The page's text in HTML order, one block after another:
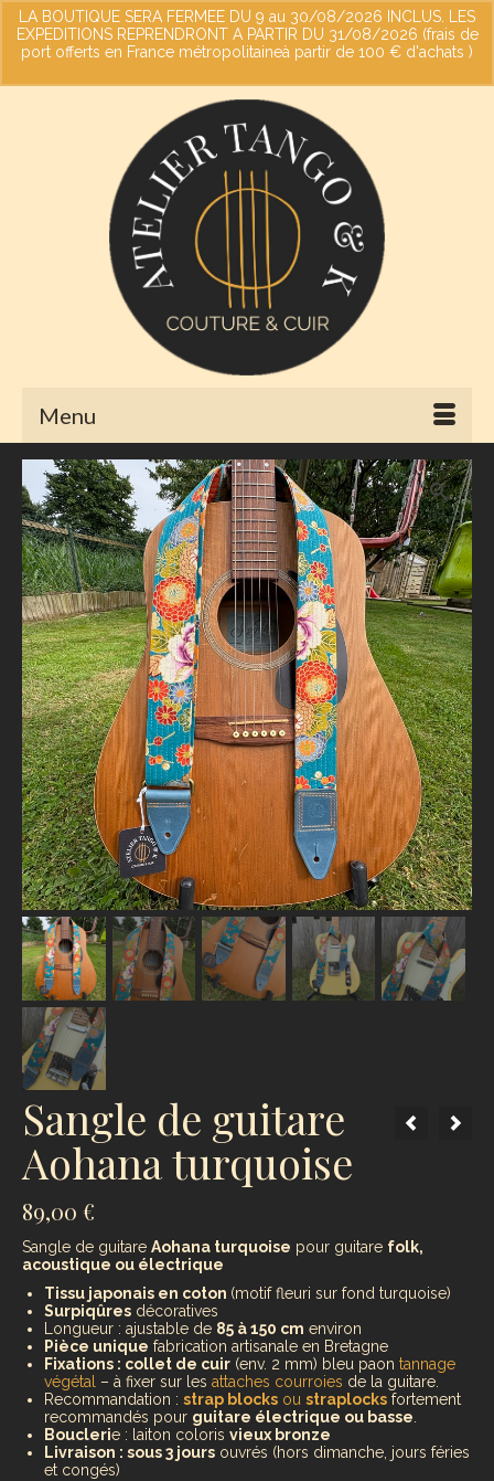
LA BOUTIQUE SERA FERMEE DU 9 au 30/08/2026 INCLUS. LES
EXPEDITIONS REPRENDRONT A PARTIR DU 31/08/2026 (frais de
port offerts en France métropolitaineà partir de 100 € d'achats )
Votre panier- 0,00€
Menu
Sangle de guitare
Aohana turquoise
89,00 €
Sangle de guitare Aohana turquoise pour guitare folk,
acoustique ou électrique
Tissu japonais en coton (motif fleuri sur fond turquoise)
Surpiqûres décoratives
Longueur : ajustable de 85 à 150 cm environ
Pièce unique fabrication artisanale en Bretagne
Fixations : collet de cuir (env. 2 mm) bleu paon tannage
végétal
– à fixer sur les attaches courroies de la guitare.
Recommandation : strap blocks ou straplocks fortement
recommandés pour guitare électrique ou basse
Bouclerie : laiton coloris vieux bronze
Livraison : sous 3 jours ouvrés (hors dimanche, jours féries
et congés)